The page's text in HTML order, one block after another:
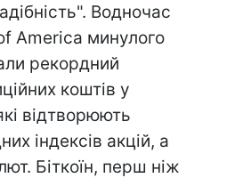
Водночас
America минулого
рекордний
коштів у
відтворюють
індексів акцій, а
Біткоїн, перш ніж